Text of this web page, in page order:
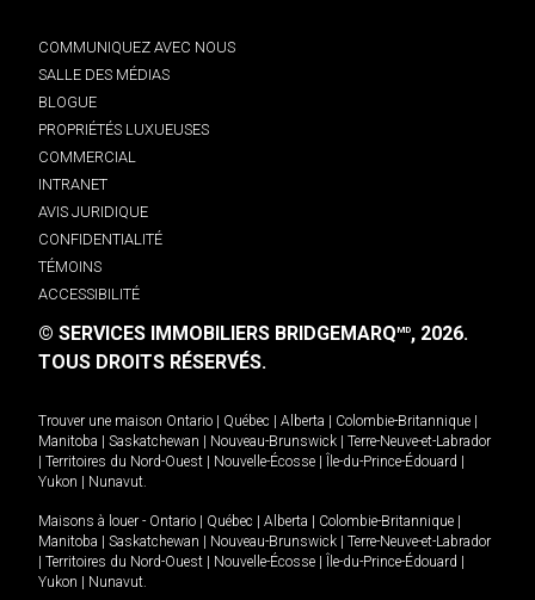
COMMUNIQUEZ AVEC NOUS
SALLE DES MÉDIAS
BLOGUE
PROPRIÉTÉS LUXUEUSES
COMMERCIAL
INTRANET
AVIS JURIDIQUE
CONFIDENTIALITÉ
TÉMOINS
ACCESSIBILITÉ
© SERVICES IMMOBILIERS BRIDGEMARQMD, 2026.
TOUS DROITS RÉSERVÉS.
Trouver une maison Ontario Québec Alberta Colombie-Britannique
Manitoba
Saskatchewan Nouveau-Brunswick
Terre-Neuve-et-Labrador
Territoires du Nord-Ouest Nouvelle-Écosse Île-du-Prince-Édouard
Yukon
Nunavut.
Maisons à louer - Ontario Québec Alberta Colombie-Britannique
Manitoba
Saskatchewan Nouveau-Brunswick
Terre-Neuve-et-Labrador
Territoires du Nord-Ouest Nouvelle-Écosse Île-du-Prince-Édouard
Yukon
Nunavut.